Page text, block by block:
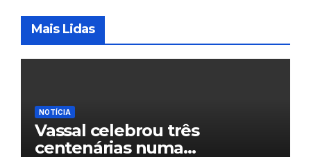
Mais Lidas
NOTÍCIA
Vassal celebrou três
centenárias numa